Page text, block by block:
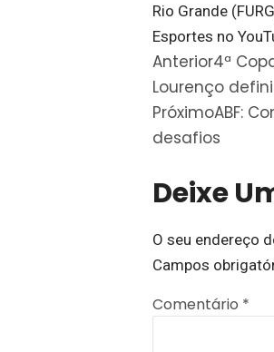
Rio Grande
Esportes no
Anterior4ª
Lourenço
PróximoABF:
desafios
Deixe
O seu endereço
Campos
Comentário *